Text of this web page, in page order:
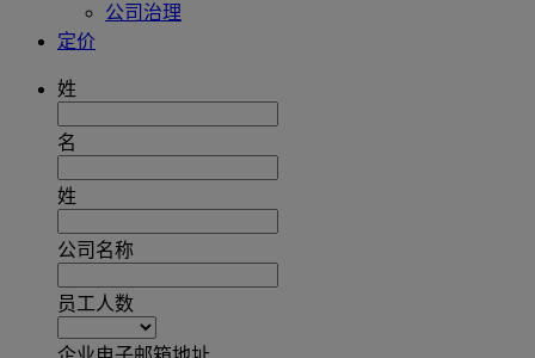
公司治理
定价
姓
名
姓
公司名称
员工人数